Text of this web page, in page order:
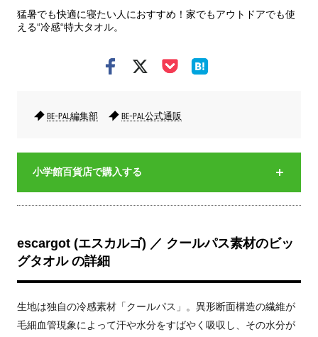
猛暑でも快適に寝たい人におすすめ！家でもアウトドアでも使
える“冷感“特大タオル。
BE-PAL編集部 BE-PAL公式通販
小学館百貨店で購入する
escargot (エスカルゴ) ／ クールパス素材のビッ
グタオル の詳細
生地は独自の冷感素材「クールパス」。異形断面構造の繊維が
毛細血管現象によって汗や水分をすばやく吸収し、その水分が